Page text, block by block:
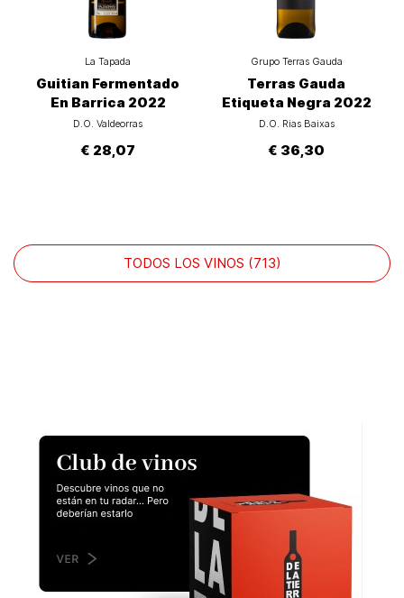
La Tapada
Guitian Fermentado
En Barrica 2022
D.O. Valdeorras
€ 28,07
Grupo Terras Gauda
Terras Gauda
Etiqueta Negra 2022
D.O. Rias Baixas
€ 36,30
TODOS LOS VINOS (713)